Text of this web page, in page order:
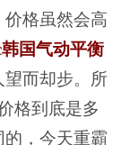
格虽然会高
国气动平衡
而却步。所
格到底是多
，今天重霸